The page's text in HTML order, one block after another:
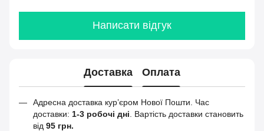
Написати відгук
Доставка Оплата
Адресна доставка кур’єром Нової Пошти.
Час
доставки: 1-3 робочі дні . Вартість доставки становить
від 95 грн.